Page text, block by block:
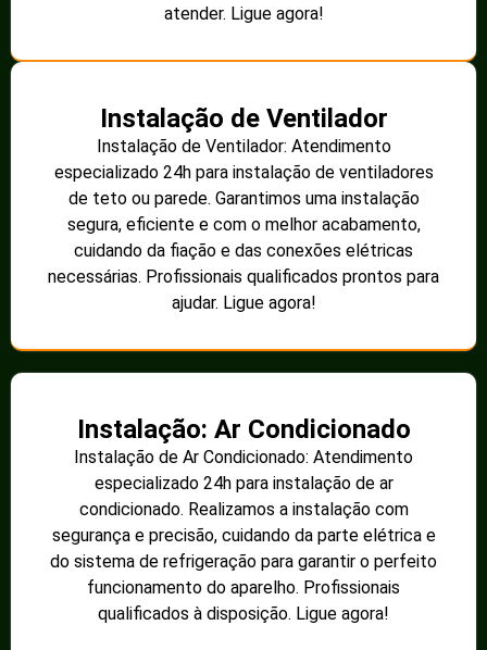
4. Monitoramento contínuo
Após as melhorias, é essencial realizar um monitoramento
harmonizado e eficiente. Isso pode incluir:
Auditorias regulares no sistema.
Análise de dados de consumo.
Manutenção preventiva e corretiva.
Benefícios da harmonização
de circuitos na distribuição
tanto os consumidores quanto os fornecedores de
energia:
1. Redução de custos
Com a harmonização, é possível reduzir significativamente
custos operacionais e de manutenção. Menos
interrupções e falhas resultam em economias que podem